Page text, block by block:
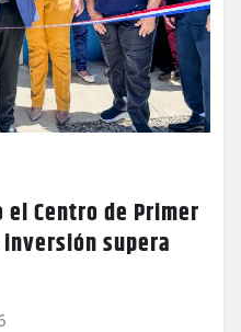
el Centro de Primer
supera